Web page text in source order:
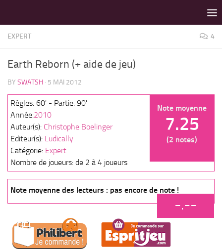
EXPERT 4
Earth Reborn (+ aide de jeu)
BY SWATSH · 5 MAI 2012
Note moyenne
7.25
(2 notes)
Règles: 60' - Partie: 90'
Année:2010
Auteur(s): Christophe Boelinger
Editeur(s): Ludically
Catégorie: Expert
Nombre de joueurs: de 2 à 4 joueurs
Note moyenne des lecteurs : pas encore de note !
-.--